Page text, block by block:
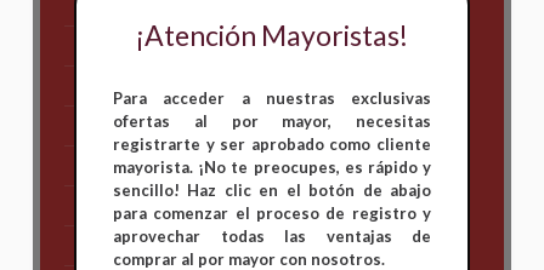
Honda
KAWASAKI
Suzuki
¡Atención Mayoristas!
Para acceder a nuestras exclusivas
ofertas al por mayor, necesitas
registrarte y ser aprobado como cliente
mayorista. ¡No te preocupes, es rápido y
sencillo! Haz clic en el botón de abajo
para comenzar el proceso de registro y
aprovechar todas las ventajas de
comprar al por mayor con nosotros.